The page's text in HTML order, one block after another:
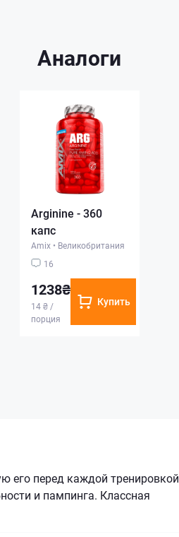
Аналоги
Arginine - 360
капс
Amix • Великобритания
16
1238₴
14 ₴ /
порция
Купить
его перед каждой тренировкой
и пампинга. Классная